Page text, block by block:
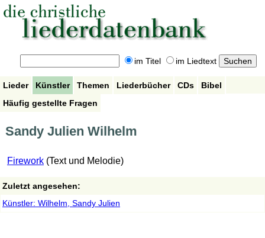
im Titel im Liedtext
Lieder Künstler Themen Liederbücher CDs
Bibel
Häufig gestellte Fragen
Sandy Julien Wilhelm
Firework (Text und Melodie)
Zuletzt angesehen:
Künstler: Wilhelm, Sandy Julien